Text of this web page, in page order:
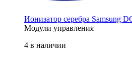
Ионизатор серебра Samsung
Модули управления
4 в наличии